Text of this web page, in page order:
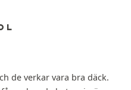
L
de verkar vara bra däck.